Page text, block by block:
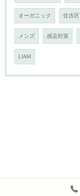
オーガニック 住吉区
メンズ 感染対策
LIAM